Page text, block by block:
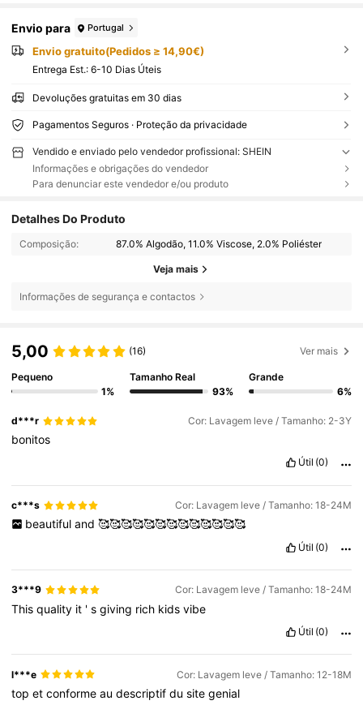
Envio para Portugal
Envio gratuito(Pedidos ≥ 14,90€)
Entrega Est.: 6-10 Dias Úteis
Devoluções gratuitas em 30 dias
Pagamentos Seguros · Proteção da privacidade
Vendido e enviado pelo vendedor profissional: SHEIN
Informações e obrigações do vendedor
Para denunciar este vendedor e/ou produto
Detalhes Do Produto
Composição: 87.0% Algodão, 11.0% Viscose, 2.0% Poliéster
Veja mais
Informações de segurança e contactos
5,00 (16) Ver mais
Pequeno
1%
Tamanho Real
93%
Grande
6%
d***r Cor: Lavagem leve / Tamanho: 2-3Y
bonitos
Útil (0)
c***s Cor: Lavagem leve / Tamanho: 18-24M
beautiful and 🥰🥰🥰🥰🥰🥰🥰🥰🥰🥰🥰🥰🥰
Útil (0)
3***9 Cor: Lavagem leve / Tamanho: 18-24M
Thisquality it 'sgiving rich kidsvibe
Útil (0)
l***e Cor: Lavagem leve / Tamanho: 12-18M
topetconformeaudescriptifdusitegenial